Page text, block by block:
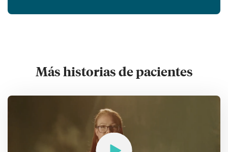
Más historias de pacientes